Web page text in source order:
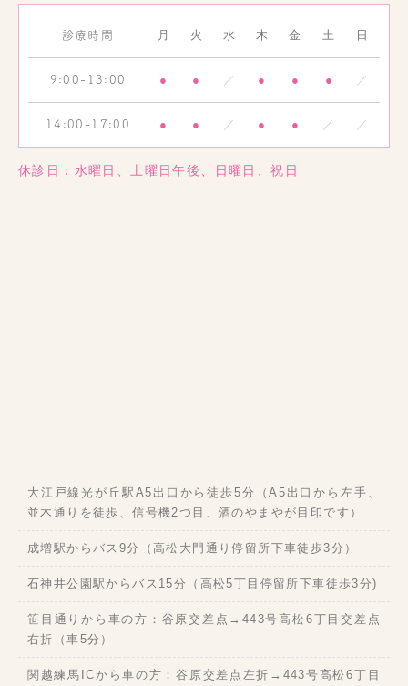
診療時間 月 火 水 木 金 土 日
9:00-13:00 ● ● ／ ● ● ● ／
14:00-17:00 ● ● ／ ● ● ／ ／
休診日：水曜日、土曜日午後、日曜日、祝日
大江戸線光が丘駅A5出口から徒歩5分（A5出口から左手、
並木通りを徒歩、信号機2つ目、酒のやまやが目印です）
成増駅からバス9分（高松大門通り停留所下車徒歩3分）
石神井公園駅からバス15分（高松5丁目停留所下車徒歩3分)
笹目通りから車の方：谷原交差点→443号高松6丁目交差点
右折（車5分）
関越練馬ICから車の方：谷原交差点左折→443号高松6丁目